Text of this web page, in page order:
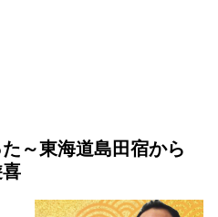
～東海道島田宿から